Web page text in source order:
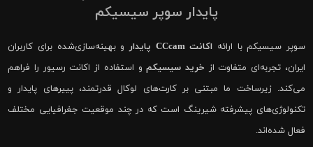
پایدار سوپر سیسیکم
سوپر سیسیکم با ارائه اکانت CCcam پایدار
و بهینه‌سازی‌شده برای کاربران
ایران، تجربه‌ای متفاوت از خرید سیسیکمو استفاده از اکانت رسیور را فراهم
می‌کند. زیرساخت ما مبتنی بر کارت‌های لوکال قدرتمند، پییرهای پایدار و
تکنولوژی‌های پیشرفته شیرینگ است که در چند موقعیت جغرافیایی مختلف
فعال شده‌اند.